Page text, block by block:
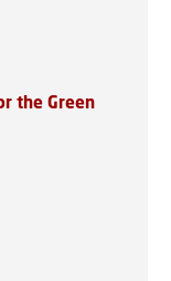
the Green